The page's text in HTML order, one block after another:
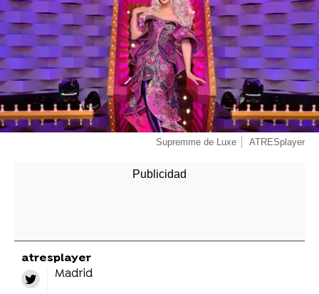
Supremme de Luxe ATRESplayer
atresplayer
Madrid